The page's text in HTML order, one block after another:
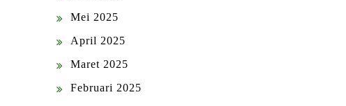
Mei 2025
April 2025
Maret 2025
Februari 2025